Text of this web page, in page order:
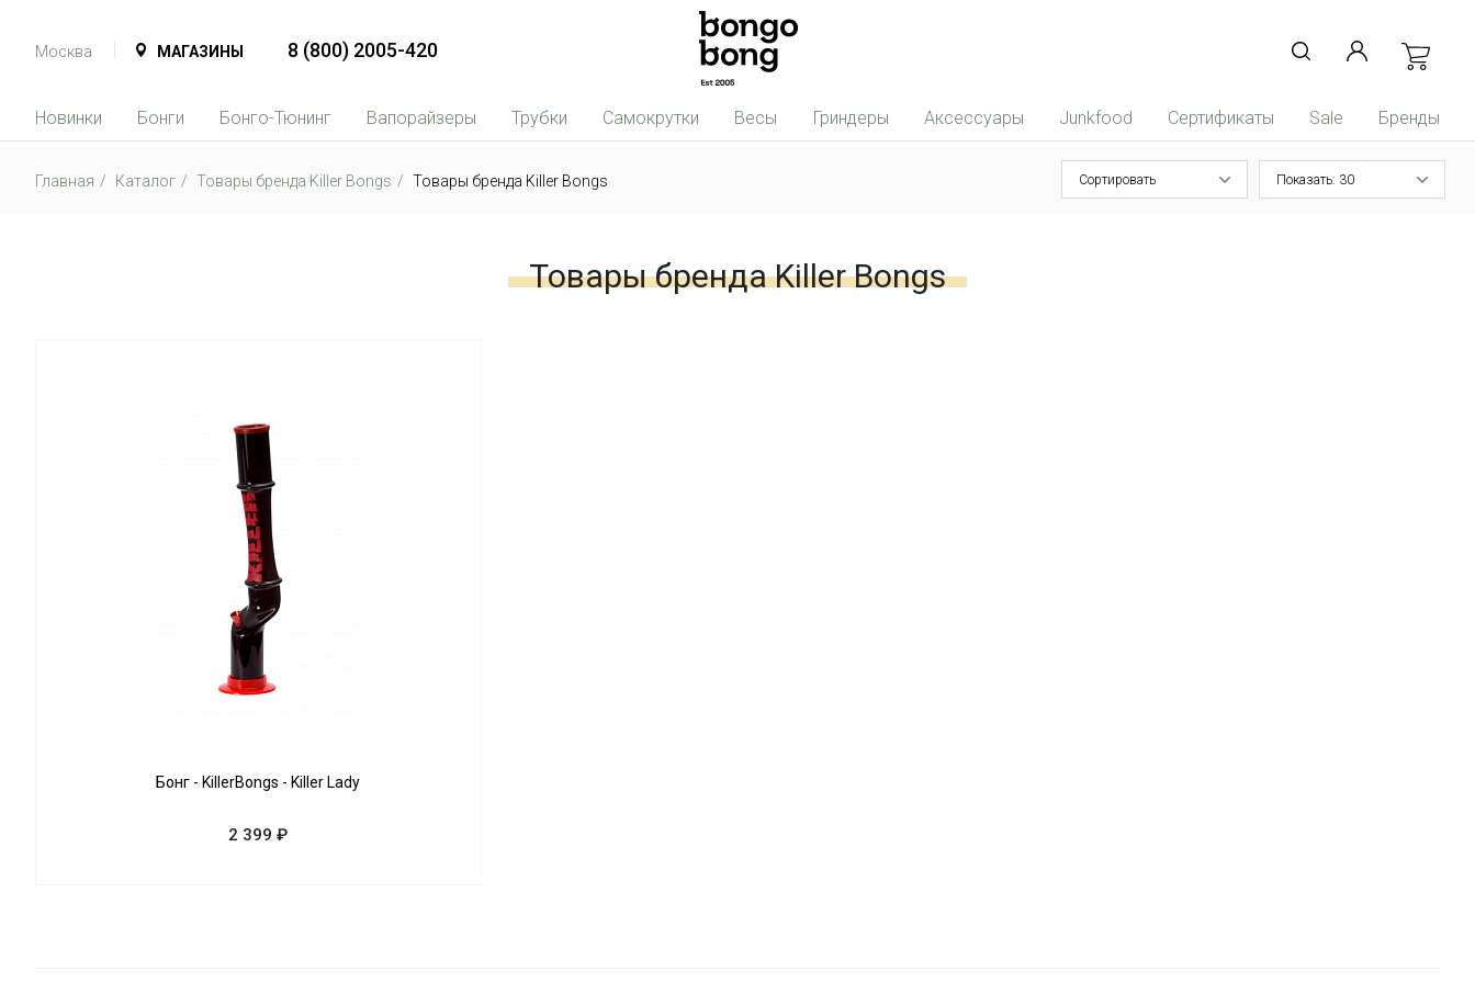
Москва МАГАЗИНЫ 8 (800) 2005-420
Новинки Бонги Бонго-Тюнинг Вапорайзеры Трубки Самокрутки Весы Гриндеры Аксессуары Junkfood Сертификаты Sale Бренды
Главная Каталог Товары бренда Killer Bongs Товары бренда Killer Bongs Сортировать Показать: 30
Товары бренда Killer Bongs
Бонг - KillerBongs - Killer Lady
2 399 ₽